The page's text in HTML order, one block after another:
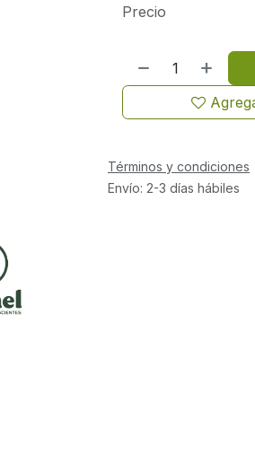
Precio
Términos y condiciones
Envío: 2-3 días hábiles